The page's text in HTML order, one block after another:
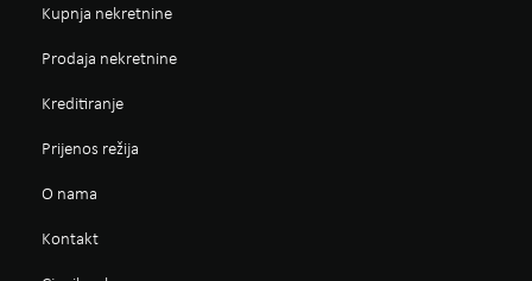
Kupnja nekretnine
Prodaja nekretnine
Kreditiranje
Prijenos režija
O nama
Kontakt